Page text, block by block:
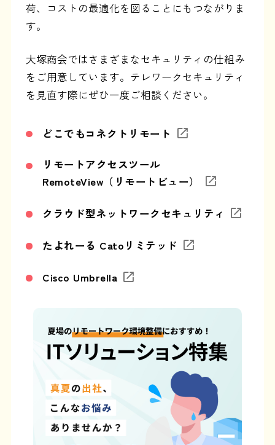
荷、コストの最適化を図ることにもつながりま
す。
大塚商会ではさまざまなセキュリティの仕組み
をご用意しています。テレワークセキュリティ
を見直す際にぜひ一度ご相談ください。
どこでもコネクトリモート
リモートアクセスツール
RemoteView（リモートビュー）
クラウド型ネットワークセキュリティ
たよれーる Catoリミテッド
Cisco Umbrella